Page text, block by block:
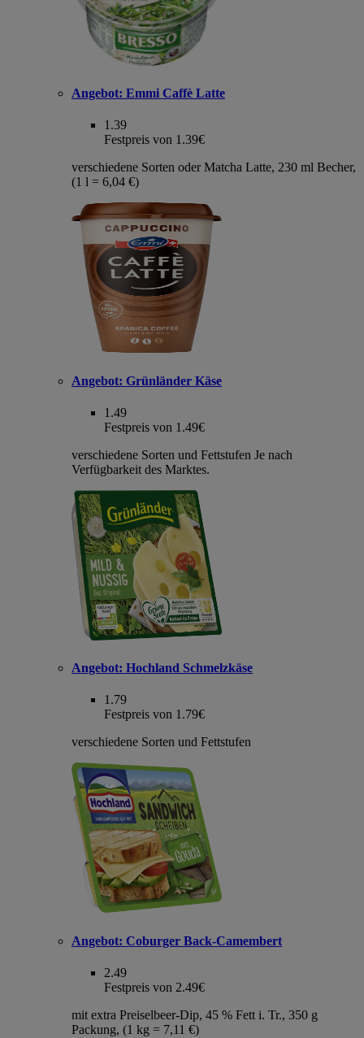
Angebot: Emmi Caffè Latte
1.39
Festpreis von 1.39€
verschiedene Sorten oder Matcha Latte, 230 ml Becher,
(1 l = 6,04 €)
Angebot: Grünländer Käse
1.49
Festpreis von 1.49€
verschiedene Sorten und Fettstufen Je nach
Verfügbarkeit des Marktes.
Angebot: Hochland Schmelzkäse
1.79
Festpreis von 1.79€
verschiedene Sorten und Fettstufen
Angebot: Coburger Back-Camembert
2.49
Festpreis von 2.49€
mit extra Preiselbeer-Dip, 45 % Fett i. Tr., 350 g
Packung, (1 kg = 7,11 €)